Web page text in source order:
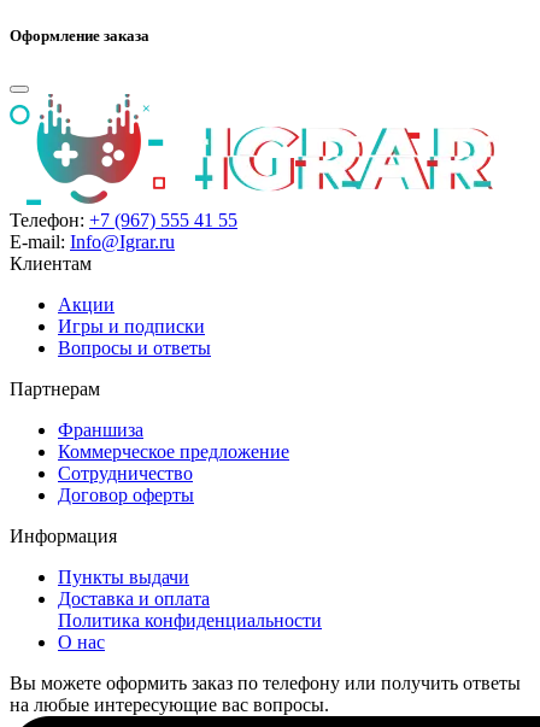
Оформление заказа
Телефон: +7 (967) 555 41 55
E-mail: Info@Igrar.ru
Клиентам
Акции
Игры и подписки
Вопросы и ответы
Партнерам
Франшиза
Коммерческое предложение
Сотрудничество
Договор оферты
Информация
Пункты выдачи
Доставка и оплата
Политика конфиденциальности
О нас
Вы можете оформить заказ по телефону или получить ответы
на любые интересующие вас вопросы.